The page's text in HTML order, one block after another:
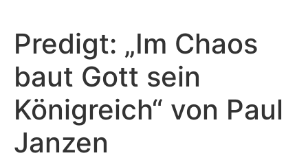
Predigt: „Im Chaos
baut Gott sein
Königreich“ von Paul
Janzen